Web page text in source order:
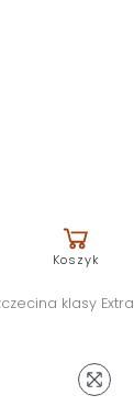
Koszyk
klasy Extra